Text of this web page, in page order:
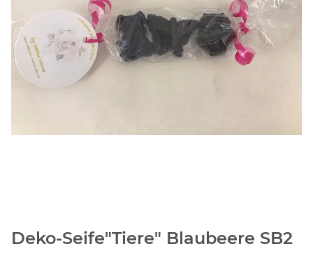
Deko-Seife"Tiere" Blaubeere SB2